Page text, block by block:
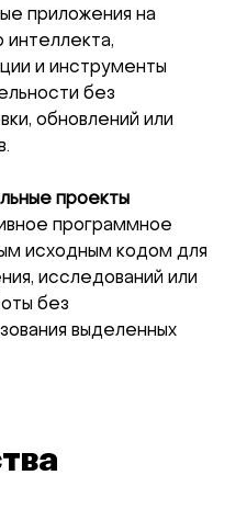
приложения на
интеллекта,
и инструменты
без
обновлений или
проекты
программное
исходным кодом для
исследований или
без
выделенных